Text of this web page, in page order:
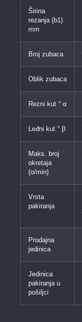
Širina
rezanja (b1)
mm
Broj zubaca
Oblik zubaca
Rezni kut ° α
Leđni kut ° β
Maks. broj
okretaja
(o/min)
Vrsta
pakiranja
Prodajna
jedinica
Jedinica
pakiranja u
pošiljci